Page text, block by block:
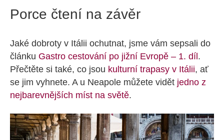
Porce čtení na závěr
Jaké dobroty v Itálii ochutnat, jsme vám sepsali do
článku Gastro cestování po jižní Evropě – 1. díl.
Přečtěte si také, co jsou kulturní trapasy v Itálii, ať
se jim vyhnete. A u Neapole můžete vidět jedno z
nejbarevnějších míst na světě.